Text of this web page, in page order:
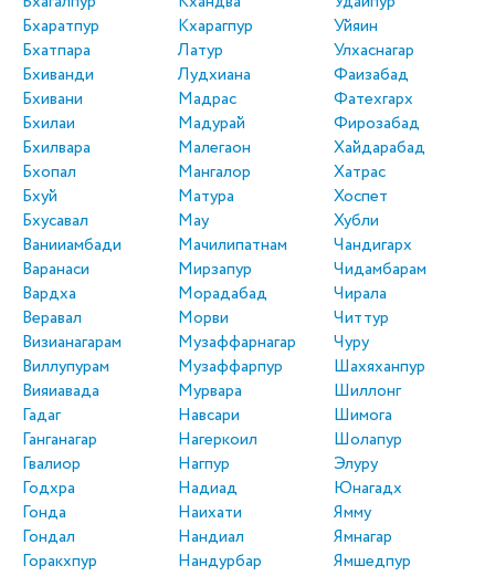
Бхаратпур
Бхатпара
Бхиванди
Бхивани
Бхилаи
Бхилвара
Бхопал
Бхуй
Бхусавал
Ванииамбади
Варанаси
Вардха
Веравал
Визианагарам
Виллупурам
Вияиавада
Гадаг
Ганганагар
Гвалиор
Годхра
Гонда
Гондал
Горакхпур
Кхарагпур
Латур
Лудхиана
Мадрас
Мадурай
Малегаон
Мангалор
Матура
Мау
Мачилипатнам
Мирзапур
Морадабад
Морви
Музаффарнагар
Музаффарпур
Мурвара
Навсари
Нагеркоил
Нагпур
Надиад
Наихати
Нандиал
Нандурбар
Уйяин
Улхаснагар
Фаизабад
Фатехгарх
Фирозабад
Хайдарабад
Хатрас
Хоспет
Хубли
Чандигарх
Чидамбарам
Чирала
Читтур
Чуру
Шахяханпур
Шиллонг
Шимога
Шолапур
Элуру
Юнагадх
Ямму
Ямнагар
Ямшедпур